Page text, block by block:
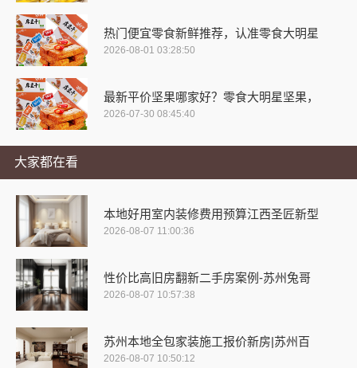
热门便宜零食新鲜推荐，认准零食大明星
2026-08-01 03:28:50
最新平价坚果哪家好？零食大明星坚果，
2026-07-30 08:45:40
大家都在看
本地好用室内装修费用预算江西圣匠新型
2026-08-07 11:00:36
性价比高旧房翻新二手房案例-苏州兔哥
2026-08-07 10:57:38
苏州本地全包家装施工报价新房|苏州百
2026-08-07 10:50:12